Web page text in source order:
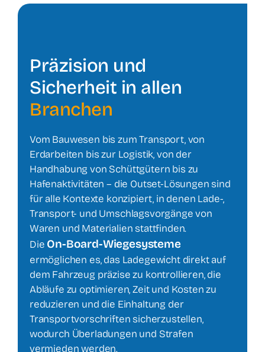
Präzision und
Sicherheit in allen
Branchen
Vom Bauwesen bis zum Transport, von
Erdarbeiten bis zur Logistik, von der
Handhabung von Schüttgütern bis zu
Hafenaktivitäten – die Outset-Lösungen sind
für alle Kontexte konzipiert, in denen Lade-,
Transport- und Umschlagsvorgänge von
Waren und Materialien stattfinden.
Die On-Board-Wiegesysteme
ermöglichen es, das Ladegewicht direkt auf
dem Fahrzeug präzise zu kontrollieren, die
Abläufe zu optimieren, Zeit und Kosten zu
reduzieren und die Einhaltung der
Transportvorschriften sicherzustellen,
wodurch Überladungen und Strafen
vermieden werden.